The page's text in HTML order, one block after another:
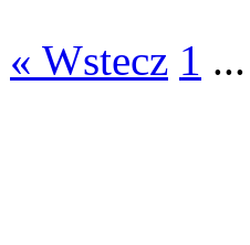
« Wstecz 1